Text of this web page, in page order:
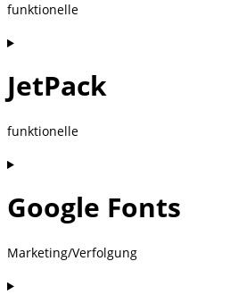
funktionelle
Consent
service
gdpr-
cookie-
JetPack
funktionelle
Consent
service
Google Fonts
Marketing/Verfolgung
Consent